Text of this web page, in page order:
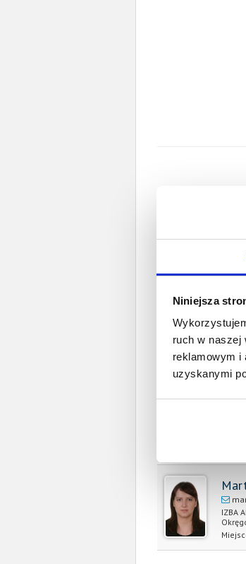
Niniejsza
ruch w naszej
reklamowym i
uzyskanymi
Całkowita
IZBA